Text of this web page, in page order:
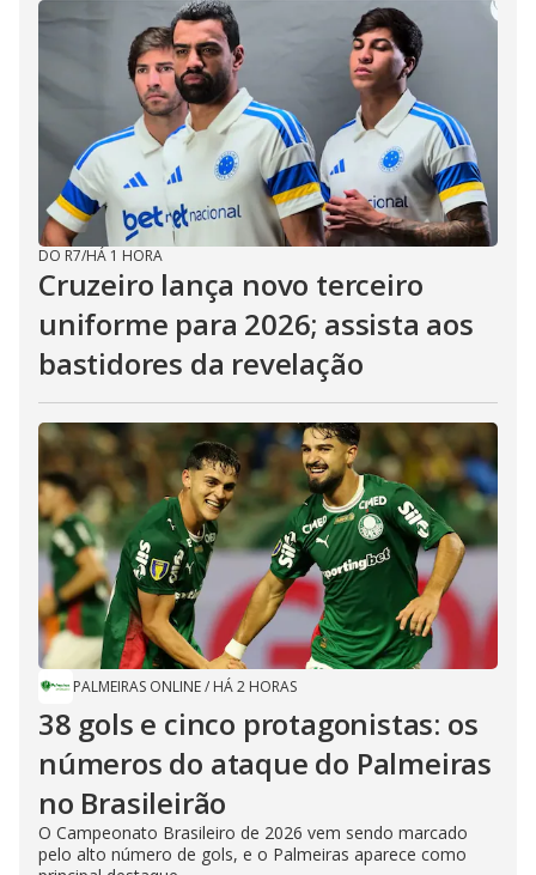
DO R7/HÁ 1 HORA
Cruzeiro lança novo terceiro
uniforme para 2026; assista aos
bastidores da revelação
PALMEIRAS ONLINE/ HÁ 2 HORAS
38 gols e cinco protagonistas: os
números do ataque do Palmeiras
no Brasileirão
O Campeonato Brasileiro de 2026 vem sendo marcado
pelo alto número de gols, e o Palmeiras aparece como